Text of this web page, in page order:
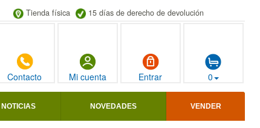
Tienda física 15 días de derecho de devolución
Contacto Mi cuenta Entrar 0
NOTICIAS NOVEDADES VENDER